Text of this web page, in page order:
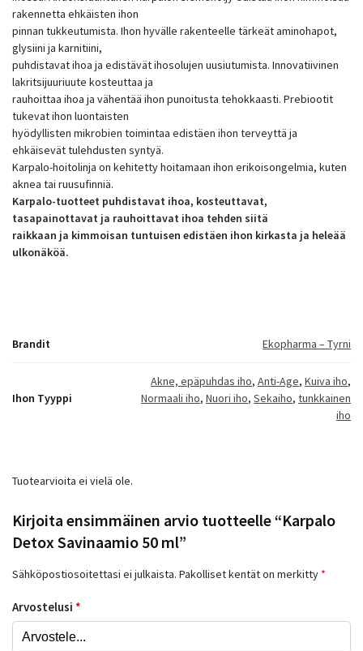
rakennetta ehkäisten ihon
pinnan tukkeutumista. Ihon hyvälle rakenteelle tärkeät aminohapot,
glysiini ja karnitiini,
puhdistavat ihoa ja edistävät ihosolujen uusiutumista. Innovatiivinen
lakritsijuuriuute kosteuttaa ja
rauhoittaa ihoa ja vähentää ihon punoitusta tehokkaasti. Prebiootit
tukevat ihon luontaisten
hyödyllisten mikrobien toimintaa edistäen ihon terveyttä ja
ehkäisevät tulehdusten syntyä.
Karpalo-hoitolinja on kehitetty hoitamaan ihon erikoisongelmia, kuten
aknea tai ruusufinniä.
Karpalo-tuotteet puhdistavat ihoa, kosteuttavat,
tasapainottavat ja rauhoittavat ihoa tehden siitä
raikkaan ja kimmoisan tuntuisen edistäen ihon kirkasta ja heleää
ulkonäköä.
Brandit Ekopharma – Tyrni
Ihon Tyyppi
Akne, epäpuhdas iho, Anti-Age, Kuiva iho,
Normaali iho, Nuori iho, Sekaiho, tunkkainen
iho
Tuotearvioita ei vielä ole.
Kirjoita ensimmäinen arvio tuotteelle “Karpalo
Detox Savinaamio 50 ml”
Sähköpostiosoitettasi ei julkaista. Pakolliset kentät on merkitty *
Arvostelusi *